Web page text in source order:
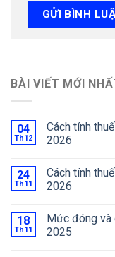
BÀI VIẾT MỚI
04
Th12
Cách tính
2026
24
Th11
Cách tính
2026
18
Th11
Mức đóng và
2025